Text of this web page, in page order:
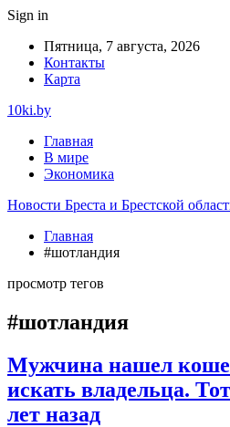
Sign in
Пятница, 7 августа, 2026
Контакты
Карта
10ki.by
Главная
В мире
Экономика
Новости Бреста и Брестской
Главная
#шотландия
просмотр тегов
#шотландия
Мужчина нашел
искать владельца.
лет назад